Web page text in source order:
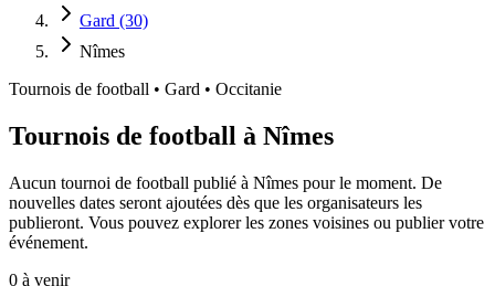
Gard (30)
Nîmes
Tournois de football • Gard • Occitanie
Tournois de football à Nîmes
Aucun tournoi de football publié à Nîmes pour le moment. De
nouvelles dates seront ajoutées dès que les organisateurs les
publieront. Vous pouvez explorer les zones voisines ou publier votre
événement.
0 à venir